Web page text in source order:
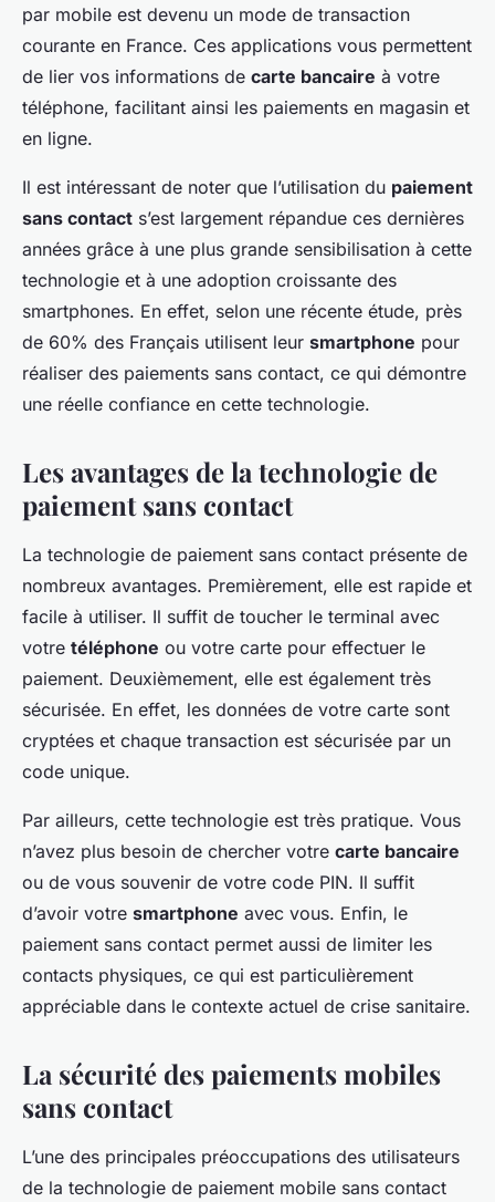
par mobile est devenu un mode de transaction
courante en France. Ces applications vous permettent
de lier vos informations de carte bancaire à votre
téléphone, facilitant ainsi les paiements en magasin et
en ligne.
Il est intéressant de noter que l’utilisation du paiement
sans contact s’est largement répandue ces dernières
années grâce à une plus grande sensibilisation à cette
technologie et à une adoption croissante des
smartphones. En effet, selon une récente étude, près
de 60% des Français utilisent leur smartphone pour
réaliser des paiements sans contact, ce qui démontre
une réelle confiance en cette technologie.
Les avantages de la technologie de
paiement sans contact
La technologie de paiement sans contact présente de
nombreux avantages. Premièrement, elle est rapide et
facile à utiliser. Il suffit de toucher le terminal avec
votre téléphone ou votre carte pour effectuer le
paiement. Deuxièmement, elle est également très
sécurisée. En effet, les données de votre carte sont
cryptées et chaque transaction est sécurisée par un
code unique.
Par ailleurs, cette technologie est très pratique. Vous
n’avez plus besoin de chercher votre carte bancaire
ou de vous souvenir de votre code PIN. Il suffit
d’avoir votre smartphone avec vous. Enfin, le
paiement sans contact permet aussi de limiter les
contacts physiques, ce qui est particulièrement
appréciable dans le contexte actuel de crise sanitaire.
La sécurité des paiements mobiles
sans contact
L’une des principales préoccupations des utilisateurs
de la technologie de paiement mobile sans contact